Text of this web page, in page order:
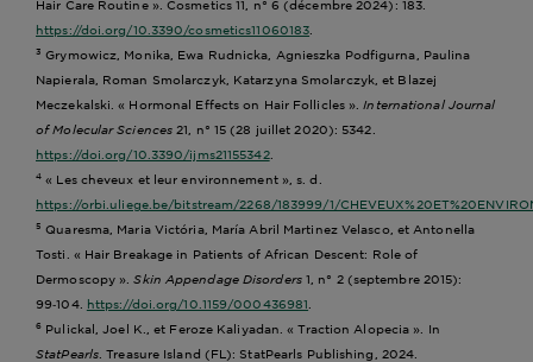
Hair Care Routine ». Cosmetics 11, n° 6 (décembre 2024): 183.
https://doi.org/10.3390/cosmetics11060183
3 Grymowicz, Monika, Ewa Rudnicka, Agnieszka Podfigurna, Paulina
Napierala, Roman Smolarczyk, Katarzyna Smolarczyk, et Blazej
Meczekalski. « Hormonal Effects on Hair Follicles ». International Journal
of Molecular Sciences 21, n° 15 (28 juillet 2020): 5342.
https://doi.org/10.3390/ijms21155342.
4 « Les cheveux et leur environnement », s. d.
https://orbi.uliege.be/bitstream/2268/183999/1/
5 Quaresma, Maria Victória, María Abril Martinez Velasco, et Antonella
Tosti. « Hair Breakage in Patients of African Descent: Role of
Dermoscopy ».Skin Appendage Disorders1, n° 2 (septembre 2015):
99‑104. https://doi.org/10.1159/000436981
6 Pulickal, Joel K., et Feroze Kaliyadan. « Traction Alopecia ». In
StatPearls . Treasure Island (FL): StatPearls Publishing, 2024.